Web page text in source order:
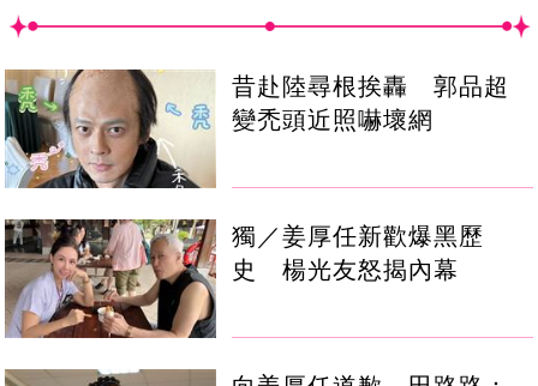
昔赴陸尋根挨轟 郭品超
變禿頭近照嚇壞網
獨／姜厚任新歡爆黑歷
史 楊光友怒揭內幕